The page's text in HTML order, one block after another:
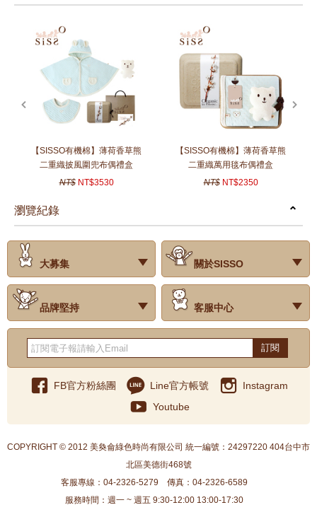
【SISSO有機棉】薄荷香草熊
二重織披風圍兜布偶禮盒
NT$ NT$3530
【SISSO有機棉】薄荷香草熊
二重織萬用毯布偶禮盒
NT$ NT$2350
瀏覽紀錄
prev
next
大募集
‧試用評價
關於SISSO
‧公司簡介
‧品牌故事
‧會員辨法
‧最新消息
‧門市據點
‧公益捐款
品牌堅持
‧關於有機棉
‧有機棉製品洗滌方式
‧Baby搭配小常識
‧品牌堅持
‧國際認證
客服中心
‧常見問題
‧客服信箱
‧購物說明
‧訂單查詢
‧網站導覽
‧得獎名單
‧隱私權聲明
‧版權聲明
‧海外配送服務
‧反詐騙宣導
‧紅利點數說明
訂閱
FB官方粉絲團 Line官方帳號
Instagram
Youtube
COPYRIGHT © 2012 美奐侖綠色時尚有限公司 統一編號：24297220 404台中市
北區美德街468號
客服專線：04-2326-5279 傳真：04-2326-6589
服務時間：週一 ~ 週五 9:30-12:00 13:00-17:30